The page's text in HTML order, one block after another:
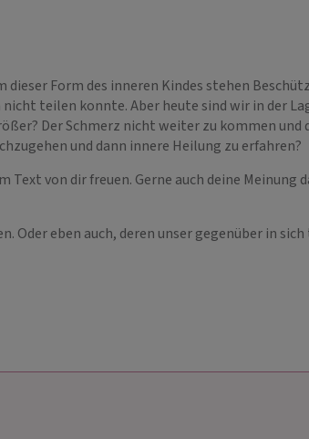
Form des inneren Kindes stehen
teilen konnte. Aber heute sind wir in der
Der Schmerz nicht weiter zu kommen und
und dann innere Heilung zu erfahren?
von dir freuen. Gerne auch deine Meinung
Oder eben auch, deren unser gegenüber in